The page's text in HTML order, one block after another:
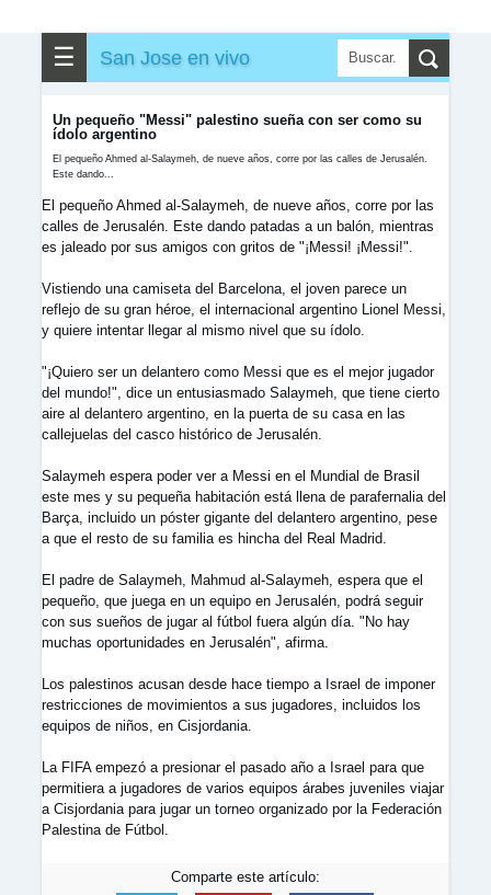
☰ San Jose en vivo
Un pequeño "Messi" palestino sueña con ser como su
ídolo argentino
El pequeño Ahmed al-Salaymeh, de nueve años, corre por las calles de Jerusalén.
Este dando...
El pequeño Ahmed al-Salaymeh, de nueve años, corre por las
calles de Jerusalén. Este dando patadas a un balón, mientras
es jaleado por sus amigos con gritos de "¡Messi! ¡Messi!".
Vistiendo una camiseta del Barcelona, el joven parece un
reflejo de su gran héroe, el internacional argentino Lionel Messi,
y quiere intentar llegar al mismo nivel que su ídolo.
"¡Quiero ser un delantero como Messi que es el mejor jugador
del mundo!", dice un entusiasmado Salaymeh, que tiene cierto
aire al delantero argentino, en la puerta de su casa en las
callejuelas del casco histórico de Jerusalén.
Salaymeh espera poder ver a Messi en el Mundial de Brasil
este mes y su pequeña habitación está llena de parafernalia del
Barça, incluido un póster gigante del delantero argentino, pese
a que el resto de su familia es hincha del Real Madrid.
El padre de Salaymeh, Mahmud al-Salaymeh, espera que el
pequeño, que juega en un equipo en Jerusalén, podrá seguir
con sus sueños de jugar al fútbol fuera algún día. "No hay
muchas oportunidades en Jerusalén", afirma.
Los palestinos acusan desde hace tiempo a Israel de imponer
restricciones de movimientos a sus jugadores, incluidos los
equipos de niños, en Cisjordania.
La FIFA empezó a presionar el pasado año a Israel para que
permitiera a jugadores de varios equipos árabes juveniles viajar
a Cisjordania para jugar un torneo organizado por la Federación
Palestina de Fútbol.
Comparte este artículo:
✎ Otros ▼